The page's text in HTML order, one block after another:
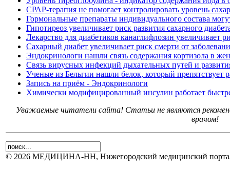
СРАР-терапия не помогает контролировать уровень
Гормональные препараты индивидуального состава
Гипотиреоз увеличивает риск развития сахарного
Лекарство для диабетиков канаглифлозин увеличивает
Сахарный диабет увеличивает риск смерти от
Эндокринологи нашли связь содержания кортизола в
Связь вирусных инфекций дыхательных путей и
Ученые из Бельгии нашли белок, который препятствует
Запись на приём - Эндокринологи
Химически модифицированный инсулин работает
Уважаемые читатели сайта! Статьи не являются
врачом!
© 2026 МЕДИЦИНА-НН, Нижегородский медицинский